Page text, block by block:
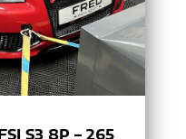
S3 8P – 265